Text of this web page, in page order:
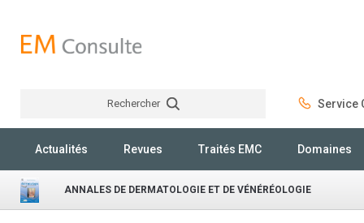
Rechercher Service
Actualités Revues Traités EMC Domaines
ANNALES DE DERMATOLOGIE ET DE VÉNÉRÉOLOGIE